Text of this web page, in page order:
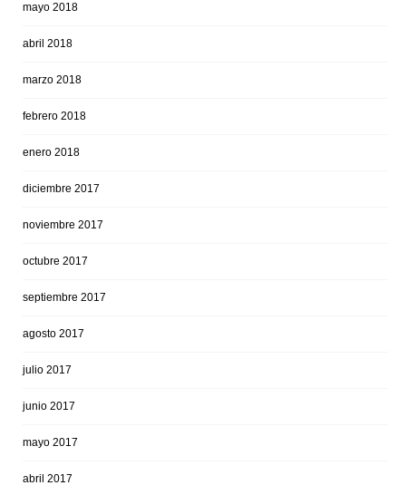
mayo 2018
abril 2018
marzo 2018
febrero 2018
enero 2018
diciembre 2017
noviembre 2017
octubre 2017
septiembre 2017
agosto 2017
julio 2017
junio 2017
mayo 2017
abril 2017